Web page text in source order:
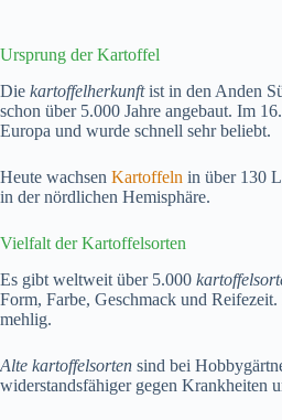
Ursprung der Kartoffel
Die kartoffelherkunftist in den Anden
schon über 5.000 Jahre angebaut. Im
Europa und wurde schnell sehr beliebt.
Heute wachsen Kartoffeln in über 130
in der nördlichen Hemisphäre.
Vielfalt der Kartoffelsorten
Es gibt weltweit über 5.000
Form, Farbe, Geschmack und
mehlig.
Alte kartoffelsorten sind bei
widerstandsfähiger gegen Krankheiten